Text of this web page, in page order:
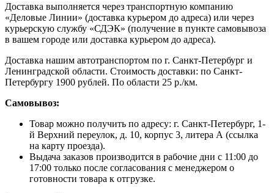
Доставка выполняется через транспортную компанию
«Деловые Линии» (доставка курьером до адреса) или через
курьерскую службу «СДЭК» (получение в пункте самовывоза
в вашем городе или доставка курьером до адреса).
Доставка нашим автотранспортом по г. Санкт-Петербург и
Ленинградской области. Стоимость доставки: по Санкт-
Петербургу 1900 рублей. По области 25 р./км.
Самовывоз:
Товар можно получить по адресу: г. Санкт-Петербург, 1-
й Верхний переулок, д. 10, корпус 3, литера А (ссылка
на карту проезда).
Выдача заказов производится в рабочие дни с 11:00 до
17:00 только после согласования с менеджером о
готовности товара к отгрузке.